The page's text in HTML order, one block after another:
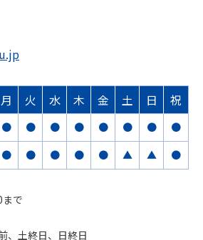
月 火 水 木 金 土 日
祝
● ● ● ● ● ● ● ●
● ● ● ● ● ▲ ▲ ●
で
、土終日、日終日